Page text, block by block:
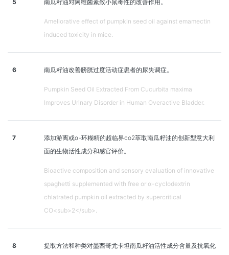
5 南瓜籽油对阿维菌素致小鼠毒性的改善作用。
Ameliorative effect of pumpkin seed oil against emamectin
induced toxicity in mice.
6 南瓜籽油改善膀胱过度活动症患者的尿失调症。
Pumpkin Seed Oil Extracted From Cucurbita maxima
Improves Urinary Disorder in Human Overactive Bladder.
7
添加游离或α-环糊精的超临界co2萃取南瓜籽油的创新型意大利
面的生物活性成分和感官评价。
Bioactive composition and sensory evaluation of innovative
spaghetti supplemented with free or α-cyclodextrin
chlatrated pumpkin oil extracted by supercritical
CO<sub>2</sub>.
8
提取方法和种类对墨西哥尤卡坦南瓜籽油活性成分含量及抗氧化